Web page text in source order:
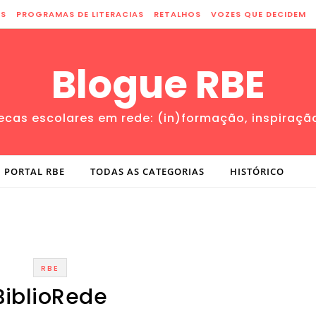
PROGRAMAS DE LITERACIAS RETALHOS VOZES QUE DECIDEM
Blogue RBE
escolares em rede: (in)formação,
PORTAL RBE TODAS AS CATEGORIAS HISTÓRICO
RBE